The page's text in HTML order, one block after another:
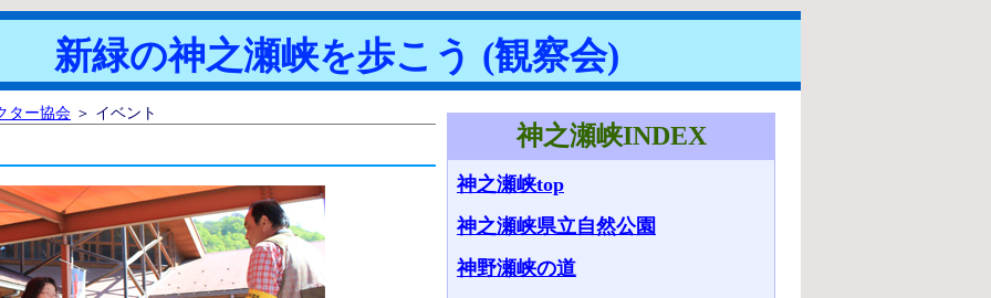
新緑の神之瀬峡を歩こう (観察会)
ター協会 ＞ イベント
神之瀬峡INDEX
神之瀬峡top
神之瀬峡県立自然公園
神野瀬峡の道